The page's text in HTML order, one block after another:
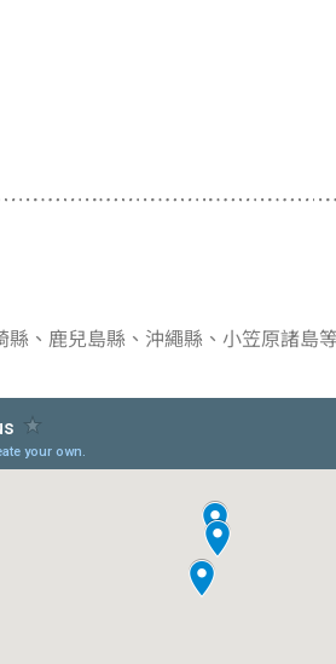
、鹿兒島縣、沖繩縣、小笠原諸島